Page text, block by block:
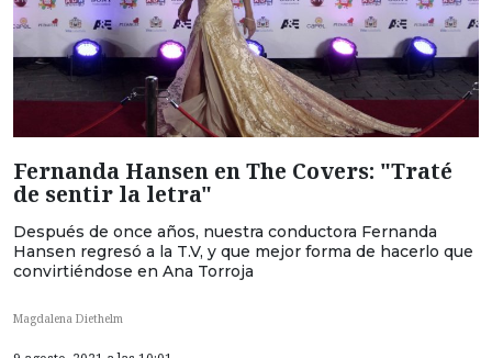
Fernanda Hansen en The Covers: "Traté
de sentir la letra"
Después de once años, nuestra conductora Fernanda
Hansen regresó a la T.V, y que mejor forma de hacerlo que
convirtiéndose en Ana Torroja
Magdalena Diethelm